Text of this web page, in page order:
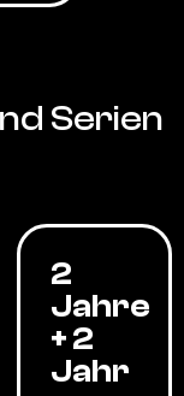
Serien
2
Jahre
+ 2
Jahr